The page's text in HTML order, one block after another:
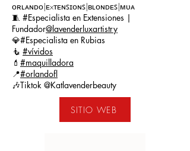
ᴏʀʟᴀɴᴅᴏ|ᴇxᴛᴇɴꜱɪᴏɴꜱ|ʙʟᴏɴᴅᴇꜱ|ᴍᴜᴀ
🧵 #Especialista en Extensiones |
Fundador@lavenderluxartistry
💎#Especialista en Rubias
🧜 #vívidos
💄 #maquilladora
📍#orlandofl
🎶Tiktok @Katlavenderbeauty
SITIO WEB